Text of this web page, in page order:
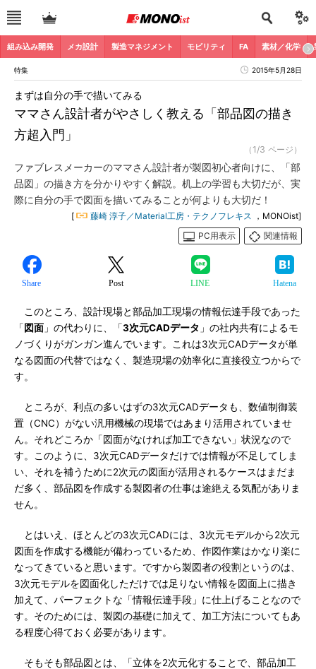
組み込み開発 メカ設計 製造マネジメント モビリティ FA 素材／化学
特集 2015年5月28日
ママさん設計者がやさしく教える「部品図の描き
方超入門」
まずは自分の手で描いてみる
（1/3 ページ）
ファブレスメーカーのママさん設計者が製図初心者向けに、「部
品図」の描き方を分かりやすく解説。机上の学習も大切だが、実
際に自分の手で図面を描いてみることが何よりも大切だ！
[ 藤崎 淳子／Material工房・テクノフレキス ，MONOist]
PC用表示
関連情報
Share Post LINE Hatena
このところ、設計現場と部品加工現場の情報伝達手段であった
「 図面 」の代わりに、「3次元CADデータ 」の社内共有によるモ
ノづくりがガンガン進んでいます。これは3次元CADデータが単
なる図面の代替ではなく、製造現場の効率化に直接役立つからで
す。
ところが、利点の多いはずの3次元CADデータも、数値制御装
置（CNC）がない汎用機械の現場ではあまり活用されていませ
ん。それどころか「図面がなければ加工できない」状況なので
す。このように、3次元CADデータだけでは情報が不足してしま
い、それを補うために2次元の図面が活用されるケースはまだま
だ多く、部品図を作成する製図者の仕事は途絶える気配がありま
せん。
とはいえ、ほとんどの3次元CADには、3次元モデルから2次元
図面を作成する機能が備わっているため、作図作業はかなり楽に
なってきていると思います。ですから製図者の役割というのは、
3次元モデルを図面化しただけでは足りない情報を図面上に描き
加えて、パーフェクトな「情報伝達手段」に仕上げることなので
す。そのためには、製図の基礎に加えて、加工方法についてもあ
る程度心得ておく必要があります。
そもそも部品図とは、「立体を2次元化することで、部品加工